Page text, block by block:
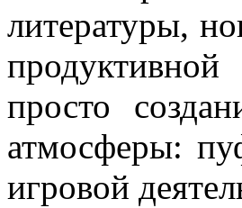
литературы,
просто
атмосферы:
игровой